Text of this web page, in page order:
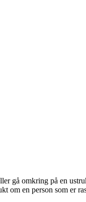
gå omkring på en
om en person som er